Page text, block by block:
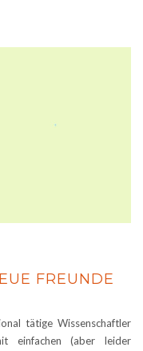
FREUNDE
tätige Wissenschaftler
einfachen (aber leider